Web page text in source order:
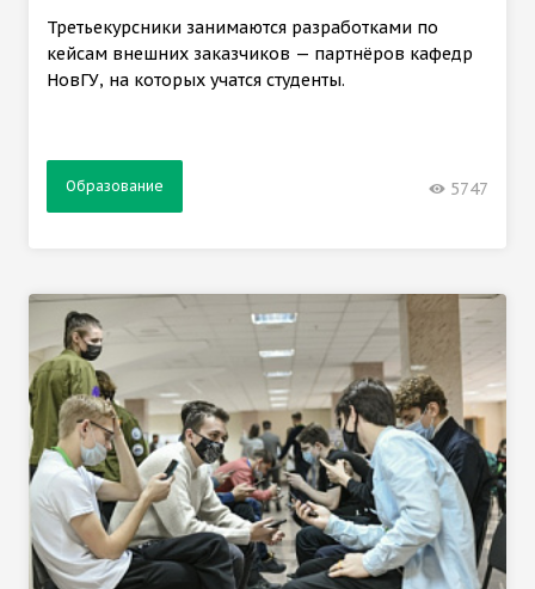
Третьекурсники занимаются разработками по
кейсам внешних заказчиков — партнёров кафедр
НовГУ, на которых учатся студенты.
Образование 5747